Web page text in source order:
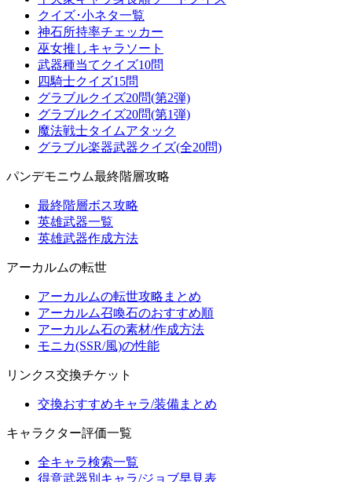
クイズ･小ネタ一覧
神石所持率チェッカー
巫女推しキャラソート
武器種当てクイズ10問
四騎士クイズ15問
グラブルクイズ20問(第2弾)
グラブルクイズ20問(第1弾)
魔法戦士タイムアタック
グラブル楽器武器クイズ(全20問)
パンデモニウム最終階層攻略
最終階層ボス攻略
英雄武器一覧
英雄武器作成方法
アーカルムの転世
アーカルムの転世攻略まとめ
アーカルム召喚石のおすすめ順
アーカルム石の素材/作成方法
モニカ(SSR/風)の性能
リンクス交換チケット
交換おすすめキャラ/装備まとめ
キャラクター評価一覧
全キャラ検索一覧
得意武器別キャラ/ジョブ早見表